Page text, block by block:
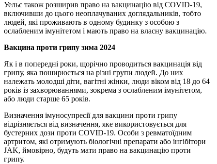
Уельс також розширив право на вакцинацію від COVID-19,
включивши до цього неоплачуваних доглядальників, тобто
людей, які проживають в одному будинку з особою з
ослабленим імунітетом і мають право на власну вакцинацію.
Вакцина проти грипу зима 2024
Як і в попередні роки, щорічно проводиться вакцинація від
грипу, яка поширюється на різні групи людей. До них
належать молодші діти, вагітні жінки, люди віком від 18 до 64
років із захворюваннями, зокрема з ослабленим імунітетом,
або люди старше 65 років.
Визначення імуносупресії для вакцини проти грипу
відрізняється від визначення, яке використовується для
бустерних дози проти COVID-19. Особи з ревматоїдним
артритом, які отримують біологічні препарати або інгібітори
JAK, ймовірно, будуть мати право на вакцинацію проти
грипу.